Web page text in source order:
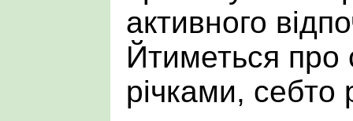
активного
Йтиметься про
річками, себто